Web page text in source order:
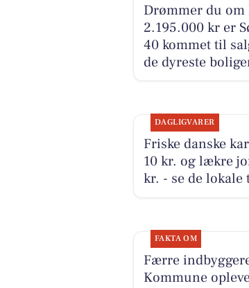
Drømmer du om
2.195.000 kr er
40 kommet til
de dyreste
DAGLIGVARER
Friske danske
10 kr. og lækre
kr. - se de lokale
FAKTA OM
Færre
Kommune